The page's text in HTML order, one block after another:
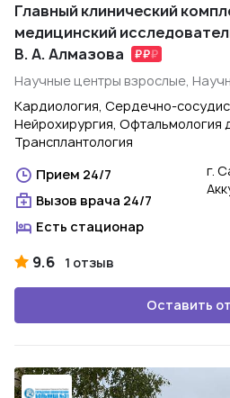
Главный клинический
медицинский
В. А. Алмазова
Научные центры взрослые,
Кардиология, Сердечно-
Нейрохирургия, Офтальмология
Трансплантология
Прием 24/7
Вызов врача 24/7
Есть стационар
г.
9.6 1 отзыв
Оставить